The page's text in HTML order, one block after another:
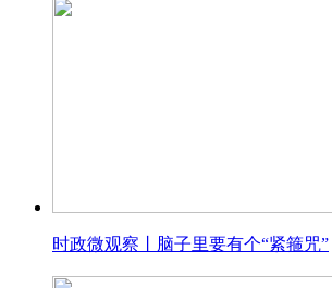
时政微观察丨脑子里要有个“紧箍咒”